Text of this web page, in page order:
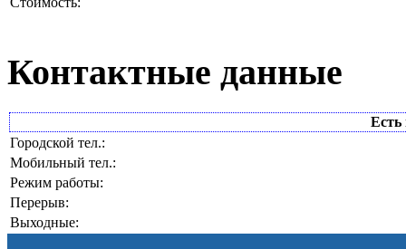
Контактные данные
Есть
Городской тел.:
Мобильный тел.:
Режим работы:
Перерыв:
Выходные: